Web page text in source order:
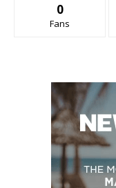
0
Fans